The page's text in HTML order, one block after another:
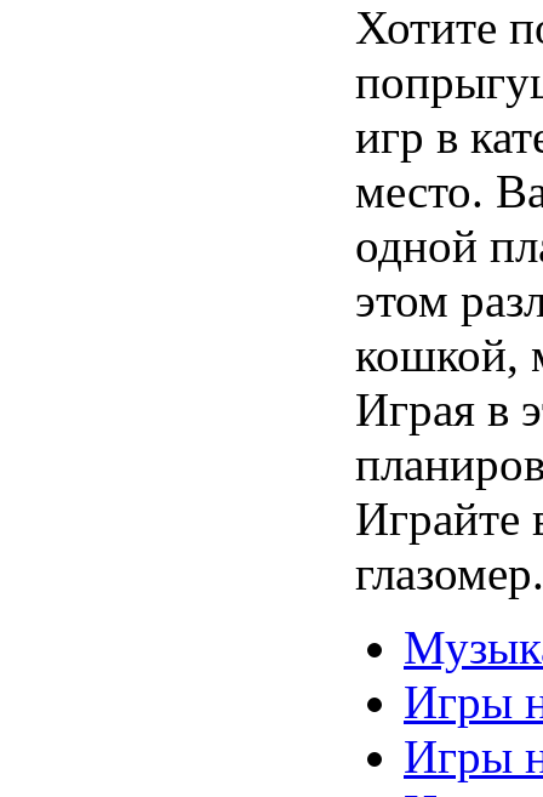
Хотите
игр в
место.
одной
этом
кошкой,
Играя в
Играйте
глазомер.
Игры
Игры